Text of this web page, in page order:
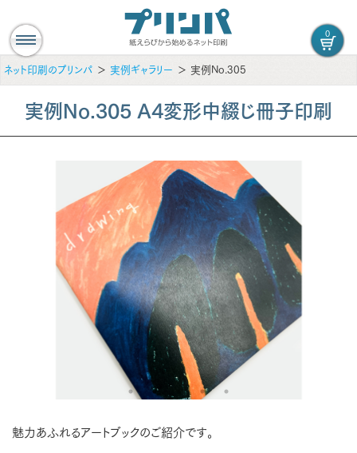
0
ネット印刷のプリンパ 実例ギャラリー 実例No.305
実例No.305 A4変形中綴じ冊子印刷
魅力あふれるアートブックのご紹介です。